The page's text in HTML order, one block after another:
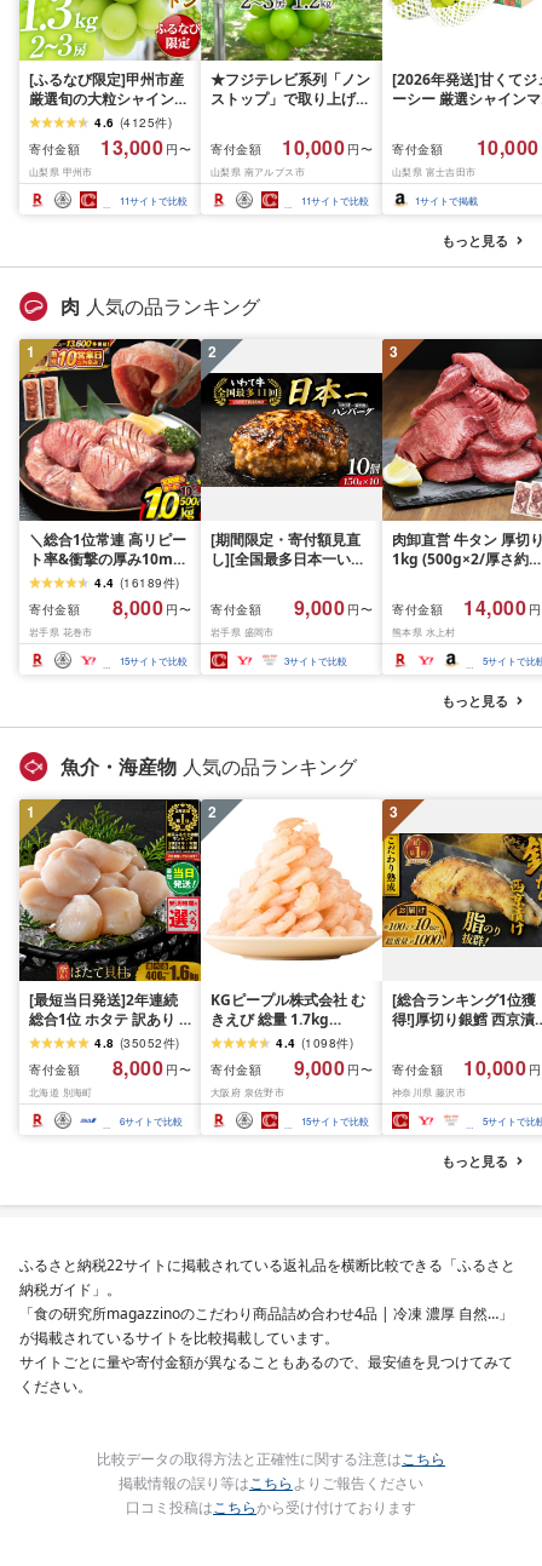
[ふるなび限定]甲州市産
厳選旬の大粒シャインマ
スカット 約1.3kg 2〜3
房[2026年発送]
(MG)B12-472 FN-
Limited-VO シャインマ
スカット フルーツ
4.6 (4125件)
寄付金額
13,000 円〜
山梨県 甲州市
11サイトで比較
★フジテレビ系列「ノン
ストップ」で取り上げら
先行予約]南アルプス市
産シャインマスカット
1.2kg以上(2〜3房)ふる
さと納税 おすすめ 山梨
県 南アルプス市 送料無
寄付金額 10,000 円〜
山梨県 南アルプス市
11サイトで比較
[2026年発送]甘くてジ
ーシー 厳選シャインマ
月前半(1〜15日)から
月下旬までの発送) フ
ーツ ぶどう 果物 山梨
産 2026 旬 大粒 高級
寄付金額 10,000
山梨県 富士吉田市
1サイトで掲載
もっと見る
肉 人気の品ランキング
1
＼総合1位常連 高リピー
ト率&衝撃の厚み10mm
厚切り牛タン 塩味/ ≪ス
ピード発送!!10営業日以
内発送≫ 選べる内容量
500g / 1kg 定期便 毎月
届く 牛肉 肉 BBQ ふるさ
と 人気 ランキング 岩手
4.4 (16189件)
寄付金額
8,000 円〜
岩手県 花巻市
15サイトで比較
2
[期間限定・寄付額見直
し][全国最多日本一いわ
1.5kg(150g×10個) いわ
て牛 × 岩中豚 ハンバー
グ 合挽き 合い挽き 黒毛
和牛 人気 冷凍 個包装 小
分け 冷凍 牛肉 豚肉 和牛
お弁当 hannba-gu ラン
手県 盛岡市 東北 岩手 盛
寄付金額 9,000 円〜
岩手県 盛岡市
3サイトで比較
3
肉卸直営 牛タン 厚切
1kg (500g×2/厚さ約
牛肉 焼肉 冷凍 スライ
業務用 バーベキュー
BBQ おつまみ ギフト
祝い お中元 夏ギフト
寄付金額 14,000
熊本県 水上村
5サイトで比
もっと見る
魚介・海産物 人気の品ランキング
1
[最短当日発送]2年連続
総合1位 ホタテ 訳あり (
ふるさと納税 ほたて ふ
るさと納税 訳あり 帆立
ふるさと わけあり ホタ
テ貝柱 貝 人気 不揃い 刺
身 規格外 魚介 ランキン
グ 海鮮 冷凍 発送時期が
4.8 (35052件)
寄付金額
8,000 円〜
北海道 別海町
6サイトで比較
2
KGピープル株式会社 む
きえび 総量 1.7kg
(850g×2P) 特大 5Lサイ
ズ バナメイエビ バラ凍
結 下処理不要 サイズ不
揃い 訳あり
4.4 (1098件)
寄付金額
9,000 円〜
大阪府 泉佐野市
15サイトで比較
3
[総合ランキング1位獲
得!]厚切り銀鱈 西京漬
約 1,000g (約 100g ×
切) 西京味噌 西京みそ
噌漬け みそ 味噌 鮮魚
介 銀だら 銀ダラ ギン
ラ ぎんだら 鱈 タラ 魚
西京焼き 西京漬 西京
き 冷凍 厳選 鮮魚 漬け
礼品 おかず おつまみ
南 藤沢
寄付金額 10,000
神奈川県 藤沢市
5サイトで比
もっと見る
ふるさと納税22サイトに掲載されている返礼品を横断比較できる「ふるさと
納税ガイド」。
「食の研究所magazzinoのこだわり商品詰め合わせ4品 | 冷凍 濃厚 自然…」
が掲載されているサイトを比較掲載しています。
サイトごとに量や寄付金額が異なることもあるので、最安値を見つけてみて
ください。
比較データの取得方法と正確性に関する注意はこちら
掲載情報の誤り等はこちらよりご報告ください
口コミ投稿はこちらから受け付けております